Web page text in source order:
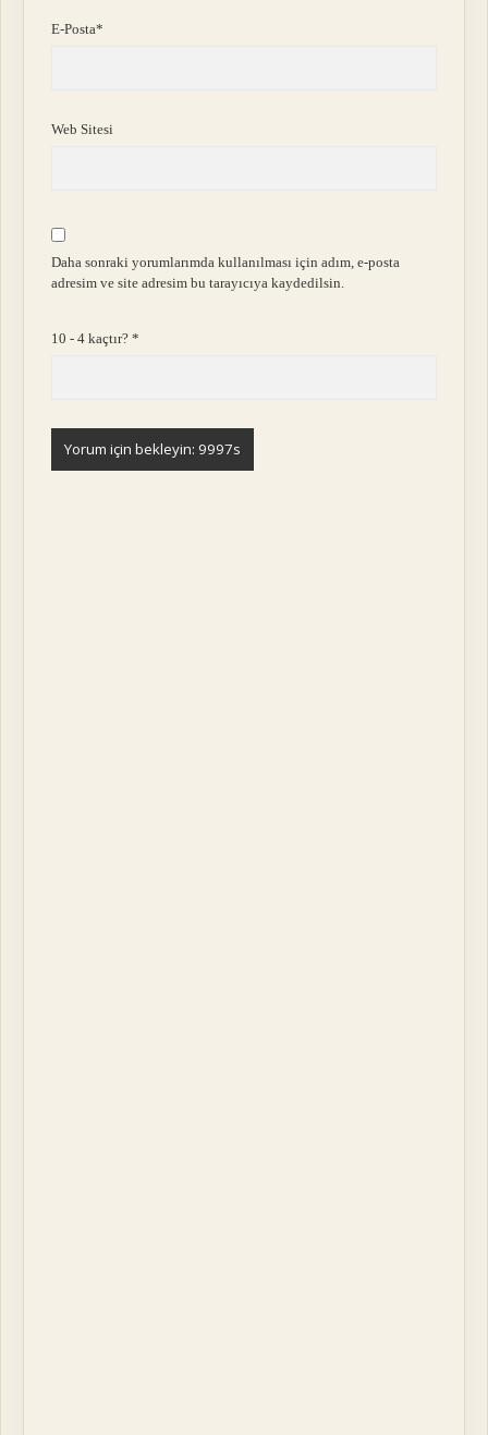
E-Posta*
Web Sitesi
Daha sonraki yorumlarımda kullanılması için adım, e-posta
adresim ve site adresim bu tarayıcıya kaydedilsin.
10 - 4 kaçtır?*